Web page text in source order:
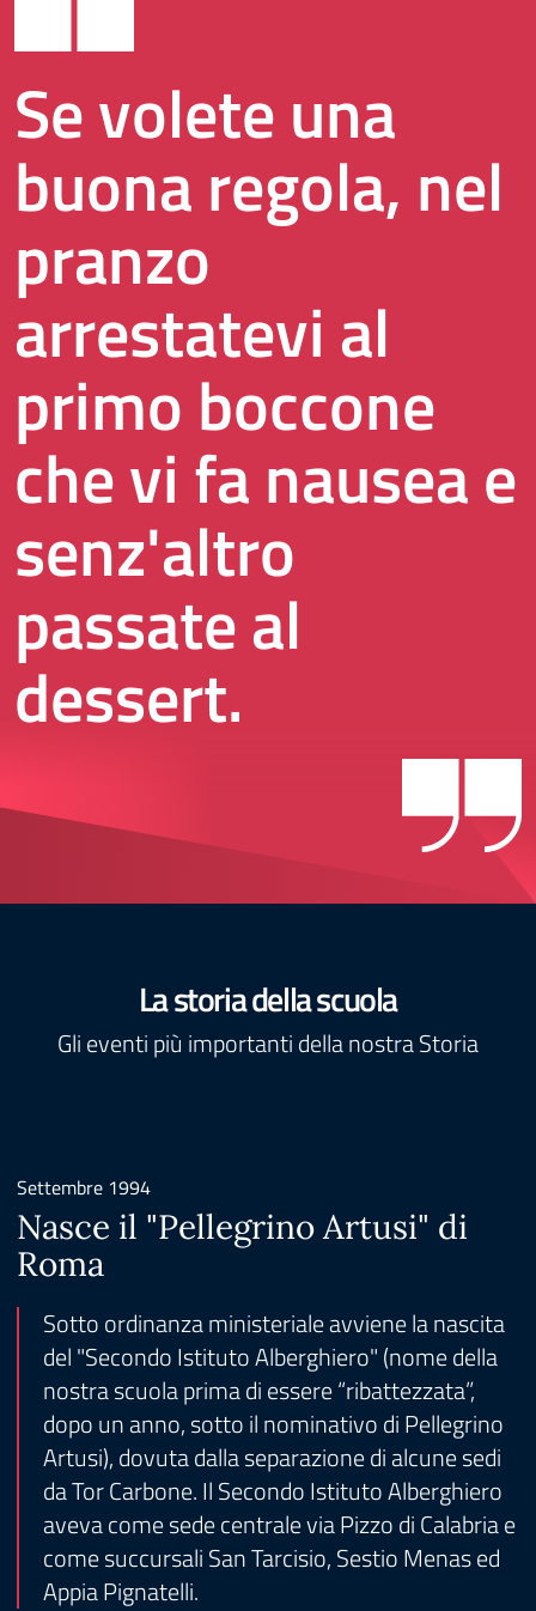
Se volete una
buona regola, nel
pranzo
arrestatevi al
primo boccone
che vi fa nausea e
senz'altro
passate al
dessert.
La storia della scuola
Gli eventi più importanti della nostra Storia
Settembre 1994
Nasce il "Pellegrino Artusi" di
Roma
Sotto ordinanza ministeriale avviene la nascita
del "Secondo Istituto Alberghiero" (nome della
nostra scuola prima di essere “ribattezzata”,
dopo un anno, sotto il nominativo di Pellegrino
Artusi), dovuta dalla separazione di alcune sedi
da Tor Carbone. Il Secondo Istituto Alberghiero
aveva come sede centrale via Pizzo di Calabria e
come succursali San Tarcisio, Sestio Menas ed
Appia Pignatelli.